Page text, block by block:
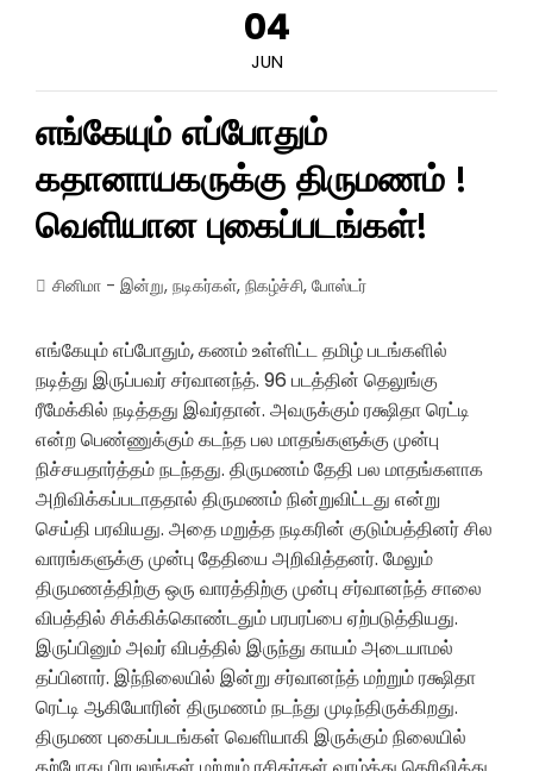
04
JUN
எங்கேயும் எப்போதும்
கதானாயகருக்கு திருமணம் !
வெளியான புகைப்படங்கள்!
சினிமா - இன்று, நடிகர்கள், நிகழ்ச்சி, போஸ்டர்
எங்கேயும் எப்போதும், கணம் உள்ளிட்ட தமிழ் படங்களில்
நடித்து இருப்பவர் சர்வானந்த். 96 படத்தின் தெலுங்கு
ரீமேக்கில் நடித்தது இவர்தான். அவருக்கும் ரக்ஷிதா ரெட்டி
என்ற பெண்ணுக்கும் கடந்த பல மாதங்களுக்கு முன்பு
நிச்சயதார்த்தம் நடந்தது. திருமணம் தேதி பல மாதங்களாக
அறிவிக்கப்படாததால் திருமணம் நின்றுவிட்டது என்று
செய்தி பரவியது. அதை மறுத்த நடிகரின் குடும்பத்தினர் சில
வாரங்களுக்கு முன்பு தேதியை அறிவித்தனர். மேலும்
திருமணத்திற்கு ஒரு வாரத்திற்கு முன்பு சர்வானந்த் சாலை
விபத்தில் சிக்கிக்கொண்டதும் பரபரப்பை ஏற்படுத்தியது.
இருப்பினும் அவர் விபத்தில் இருந்து காயம் அடையாமல்
தப்பினார். இந்நிலையில் இன்று சர்வானந்த் மற்றும் ரக்ஷிதா
ரெட்டி ஆகியோரின் திருமணம் நடந்து முடிந்திருக்கிறது.
திருமண புகைப்படங்கள் வெளியாகி இருக்கும் நிலையில்